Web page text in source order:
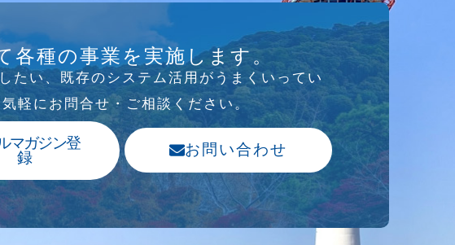
各種の事業を実施します。
たい、既存のシステム活⽤がうまくいってい
軽にお問合せ・ご相談ください。
マガジン登
録
お問い合わせ